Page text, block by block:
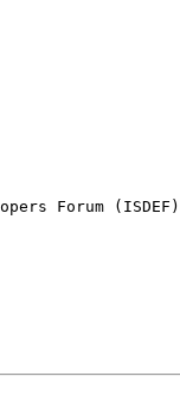
Forum (ISDEF)